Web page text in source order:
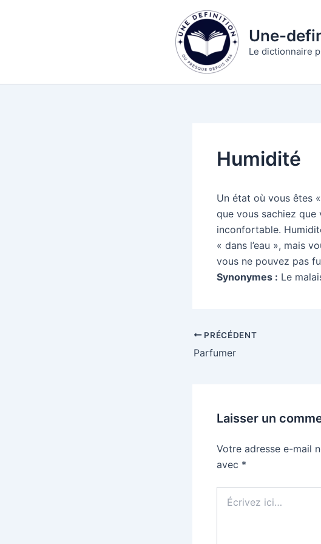
Une-
Le dictionnaire
Humidité
Un état où vous êtes
que vous sachiez
inconfortable.
« dans l’eau », mais
vous ne pouvez pas
Synonymes : Le
PRÉCÉDENT
Parfumer
Laisser un
Votre adresse e-mail
avec *
ici…